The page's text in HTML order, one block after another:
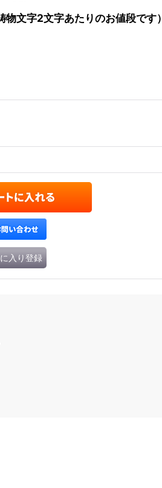
字2文字あたりのお値段です）
入り登録